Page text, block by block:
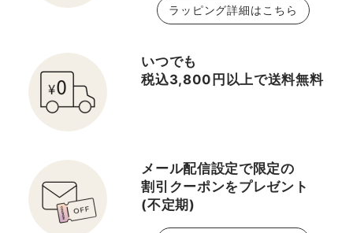
ラッピング詳細はこちら
いつでも
税込3,800円以上で送料無料
メール配信設定で限定の
割引クーポンをプレゼント
(不定期)